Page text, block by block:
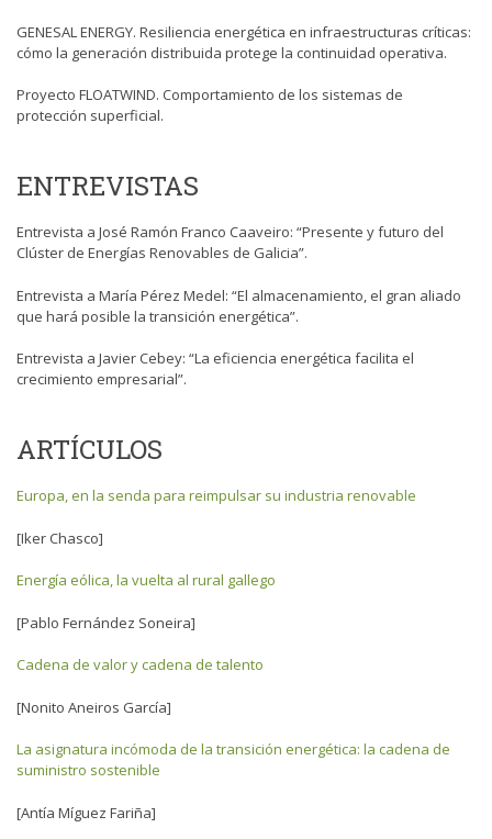
GENESAL ENERGY. Resiliencia energética en infraestructuras críticas:
cómo la generación distribuida protege la continuidad operativa.
Proyecto FLOATWIND. Comportamiento de los sistemas de
protección superficial.
ENTREVISTAS
Entrevista a José Ramón Franco Caaveiro: “Presente y futuro del
Clúster de Energías Renovables de Galicia”.
Entrevista a María Pérez Medel: “El almacenamiento, el gran aliado
que hará posible la transición energética”.
Entrevista a Javier Cebey: “La eficiencia energética facilita el
crecimiento empresarial”.
ARTÍCULOS
Europa, en la senda para reimpulsar su industria renovable
[Iker Chasco]
Energía eólica, la vuelta al rural gallego
[Pablo Fernández Soneira]
Cadena de valor y cadena de talento
[Nonito Aneiros García]
La asignatura incómoda de la transición energética: la cadena de
suministro sostenible
[Antía Míguez Fariña]